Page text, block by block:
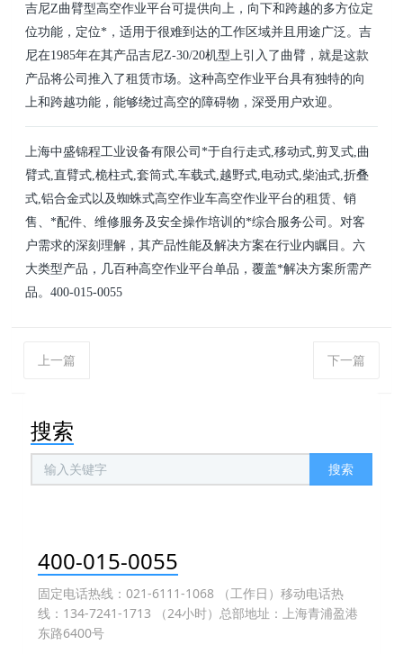
吉尼Z曲臂型高空作业平台可提供向上，向下和跨越的多方位定
位功能，定位*，适用于很难到达的工作区域并且用途广泛。吉
尼在1985年在其产品吉尼Z-30/20机型上引入了曲臂，就是这款
产品将公司推入 了租赁市场。这种高空作业平台具有独特的向
上和跨越功能，能够绕过高空的障碍物，深受用户欢迎。
上海中盛锦程工业设备有限公司*于自行走式,移动式,剪叉式,曲
臂式,直臂式,桅柱式,套筒式,车载式,越野式,电动式,柴油式,折叠
式,铝合金式以及蜘蛛式高空作业车高空作业平台的租赁、销
售、*配件、维修服务及安全操作培训的*综合服务公司。对客
户需求的深刻理解，其产品性能及解决方案在行业内瞩目。六
大类型产品，几百种高空作业平台单品，覆盖*解决方案所需产
品。400-015-0055
上一篇 下一篇
搜索
搜索
400-015-0055
固定电话热线：021-6111-1068 （工作日）移动电话热
线：134-7241-1713 （24小时）总部地址：上海青浦盈港
东路6400号